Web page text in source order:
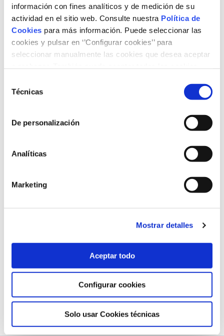
información con fines analíticos y de medición de su
actividad en el sitio web. Consulte nuestra Política de
Cookies para más información. Puede seleccionar las
cookies y pulsar en ‘’Configurar cookies’’ para
seleccionar manualmente las cookies que desea aceptar
Técnicas
De personalización
Analíticas
Marketing
Mostrar detalles
Aceptar todo
Configurar cookies
Solo usar Cookies técnicas
It explains the history of the wind sector from the first
windmills to the current wind farms. The wind is analyzed
as a resource, the current technology is described and
evaluated and the impact of the penetration of wind
energy in the electricity grid. It also analyzes the
compensate for the low moments of production of
electricity from renewable energy sources “the back up”.
Authors
Félix Avia
Topic